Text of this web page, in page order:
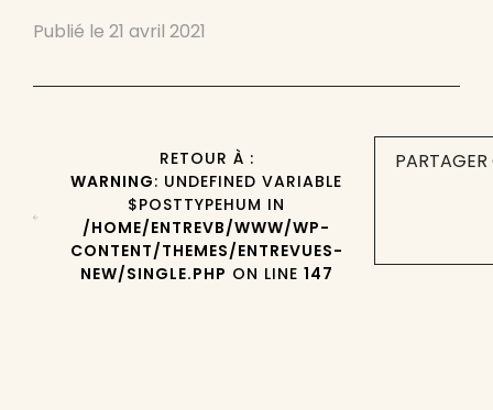
Publié le 21 avril 2021
RETOUR À :
WARNING: UNDEFINED VARIABLE
$POSTTYPEHUM IN
/HOME/ENTREVB/WWW/WP-
CONTENT/THEMES/ENTREVUES-
NEW/SINGLE.PHP ON LINE 147